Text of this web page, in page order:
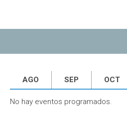
AGO SEP OCT
No hay eventos programados.